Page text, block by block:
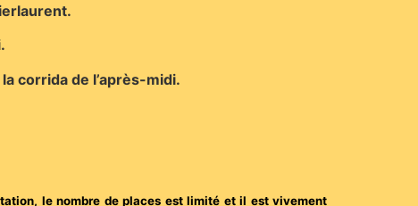
corrida de l’après-midi.
le nombre de places est limité et il est vivement